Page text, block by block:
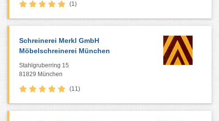
(1)
Schreinerei Merkl GmbH
Möbelschreinerei München
Stahlgruberring 15
81829 München
(11)